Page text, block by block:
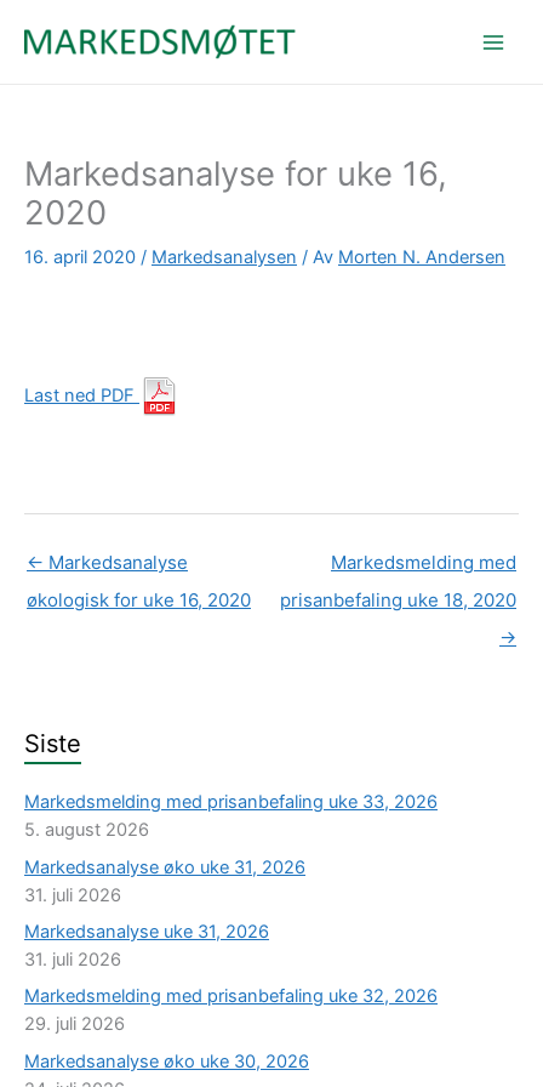
Markedsanalyse for uke 16,
2020
16. april 2020 / Markedsanalysen / Av Morten N. Andersen
Last ned PDF
← Markedsanalyse
økologisk for uke 16, 2020
Markedsmelding med
prisanbefaling uke 18, 2020
→
Siste
Markedsmelding med prisanbefaling uke 33, 2026
5. august 2026
Markedsanalyse øko uke 31, 2026
31. juli 2026
Markedsanalyse uke 31, 2026
31. juli 2026
Markedsmelding med prisanbefaling uke 32, 2026
29. juli 2026
Markedsanalyse øko uke 30, 2026